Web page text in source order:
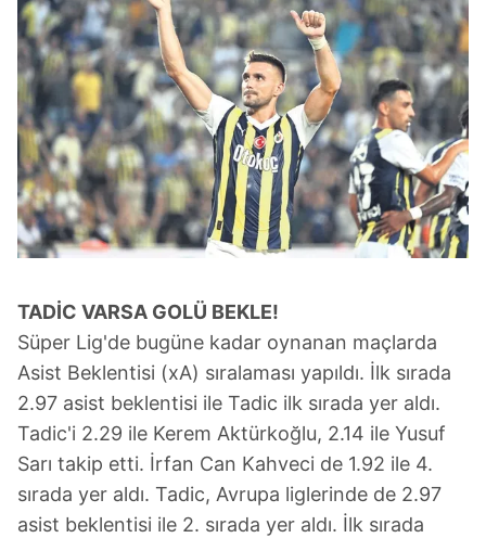
TADİC VARSA GOLÜ BEKLE!
Süper Lig'de bugüne kadar oynanan maçlarda
Asist Beklentisi (xA) sıralaması yapıldı. İlk sırada
2.97 asist beklentisi ile Tadic ilk sırada yer aldı.
Tadic'i 2.29 ile Kerem Aktürkoğlu, 2.14 ile Yusuf
Sarı takip etti. İrfan Can Kahveci de 1.92 ile 4.
sırada yer aldı. Tadic, Avrupa liglerinde de 2.97
asist beklentisi ile 2. sırada yer aldı. İlk sırada